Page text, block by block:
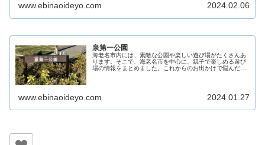
www.ebinaoideyo.com 2024.02.06
泉第一公園
海老名市内には、素敵な公園や楽しい遊び場がたくさんあ
ります。そこで、海老名市を中心に、親子で楽しめる遊び
場の情報をまとめました。これからのお出かけで悩んだ際
www.ebinaoideyo.com 2024.01.27